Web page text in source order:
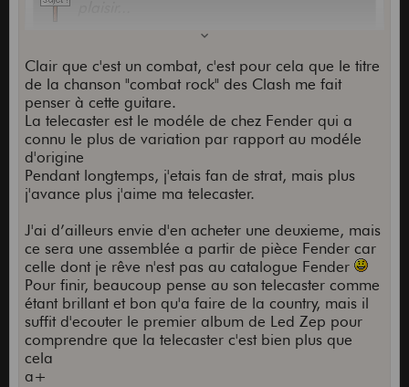
Clair que c'est un combat, c'est pour cela que le titre
de la chanson "combat rock" des Clash me fait
penser à cette guitare.
La telecaster est le modéle de chez Fender qui a
connu le plus de variation par rapport au modéle
d'origine
Pendant longtemps, j'etais fan de strat, mais plus
j'avance plus j'aime ma telecaster.
J'ai d’ailleurs envie d'en acheter une deuxieme, mais
ce sera une assemblée a partir de pièce Fender car
celle dont je rêve n'est pas au catalogue Fender
Pour finir, beaucoup pense au son telecaster comme
étant brillant et bon qu'a faire de la country, mais il
suffit d'ecouter le premier album de Led Zep pour
comprendre que la telecaster c'est bien plus que
cela
a+